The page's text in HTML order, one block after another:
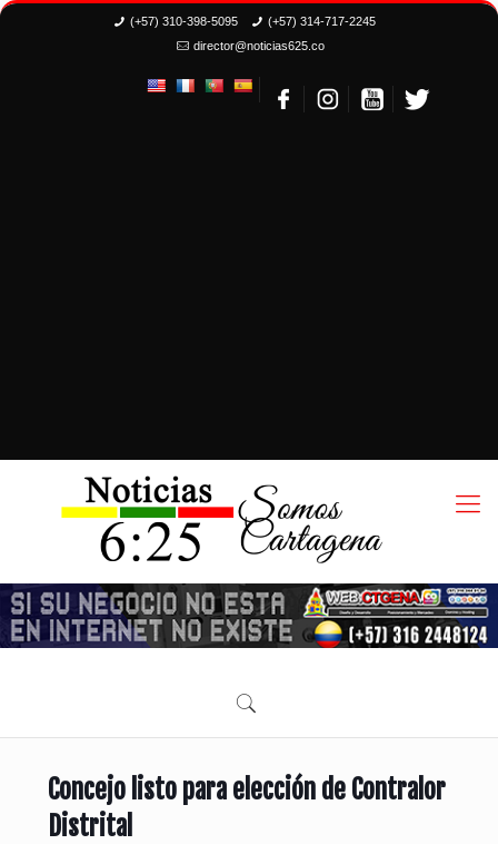
(+57) 310-398-5095
(+57) 314-717-2245
director@noticias625.co
Concejo listo para elección de Contralor
Distrital